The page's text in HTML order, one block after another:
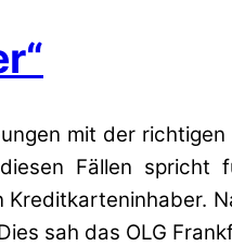
mit der
Fällen spricht
sah das OLG